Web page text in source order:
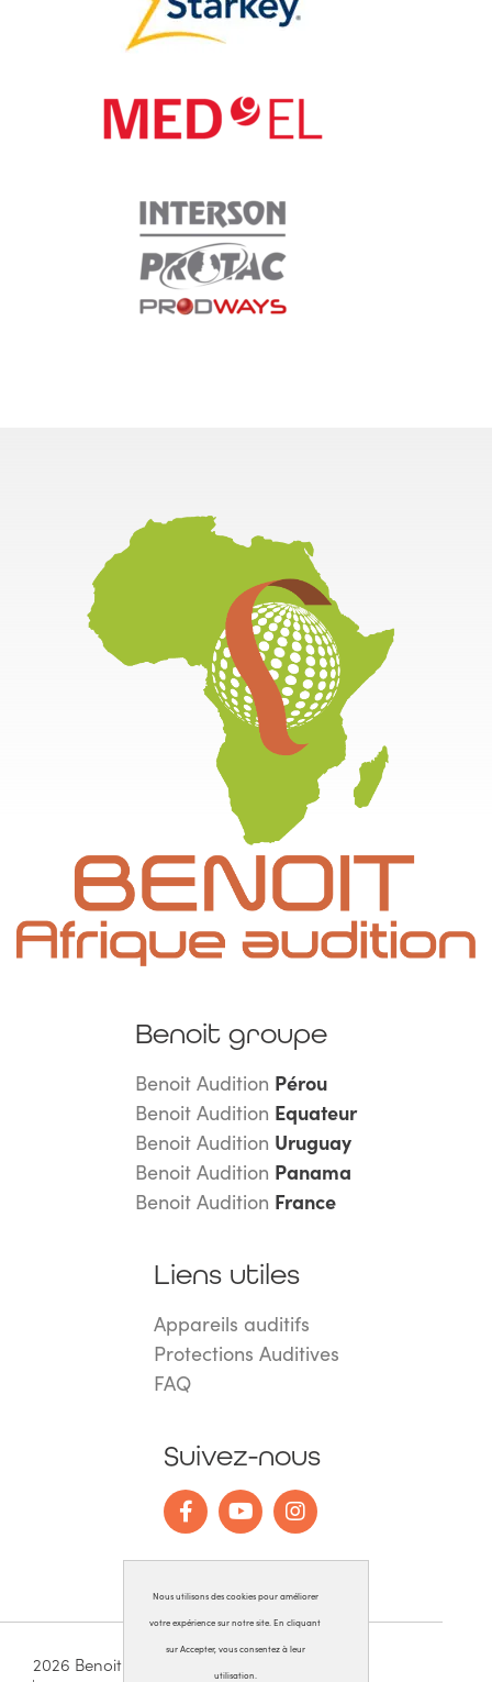
Benoit groupe
Benoit Audition Pérou
Benoit Audition Equateur
Benoit Audition Uruguay
Benoit Audition Panama
Benoit Audition France
Liens utiles
Appareils auditifs
Protections Auditives
FAQ
Suivez-nous
2026 Benoit Audition
Nous utilisons des cookies pour améliorer
votre expérience sur notre site. En cliquant
sur Accepter, vous consentez à leur
utilisation.